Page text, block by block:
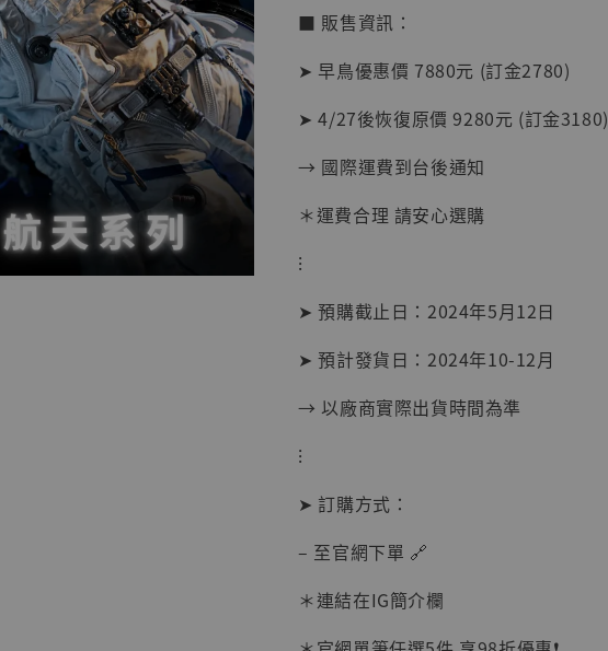
【現貨】
BJSTUDIO 1/6系列
可動蒐藏人偶 讓子
彈飛 鵝城縣長 張麻
子 [BK01]
■ 販售資訊：
➤ 早鳥優惠價 7880元 (訂金2780)
➤ 4/27後恢復原價 9280元 (訂金3180)
→ 國際運費到台後通知
＊運費合理 請安心選購
⁝
➤ 預購截止日：2024年5月12日
➤ 預計發貨日：2024年10-12月
→ 以廠商實際出貨時間為準
⁝
➤ 訂購方式：
– 至官網下單 🔗
＊連結在IG簡介欄